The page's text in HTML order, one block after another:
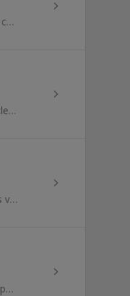
Équilibre & Instinct vous propose des produits de haute qualité pour chats et chiens, à base d'ingrédients sains et adaptés à leur métabolisme. Tou...
Ducatillon est le leader de la vente de matériel de chasse, d'élevage et d'articles de loisirs extérieurs en ligne. Depuis sa création, la marque n...
SONGMICS HOME est une marque internationale qui propose des collections variées de produits pour la maison, tels que des rangements, des meubles...
Chez Paw.com, les produits sont conçus pour les animaux de compagnie en pensant à leurs parents. Ils allient style et confort pour créer des lits p...